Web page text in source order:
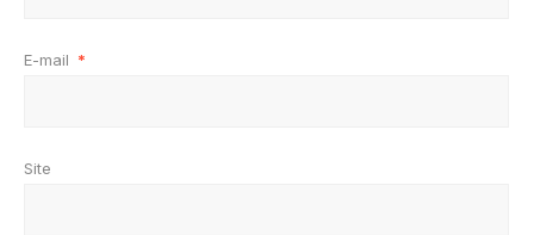
E-mail *
Site